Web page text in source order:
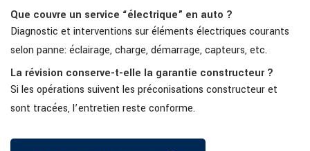
Que couvre un service “électrique” en auto ?
Diagnostic et interventions sur éléments électriques courants
selon panne: éclairage, charge, démarrage, capteurs, etc.
La révision conserve-t-elle la garantie constructeur ?
Si les opérations suivent les préconisations constructeur et
sont tracées, l’entretien reste conforme.